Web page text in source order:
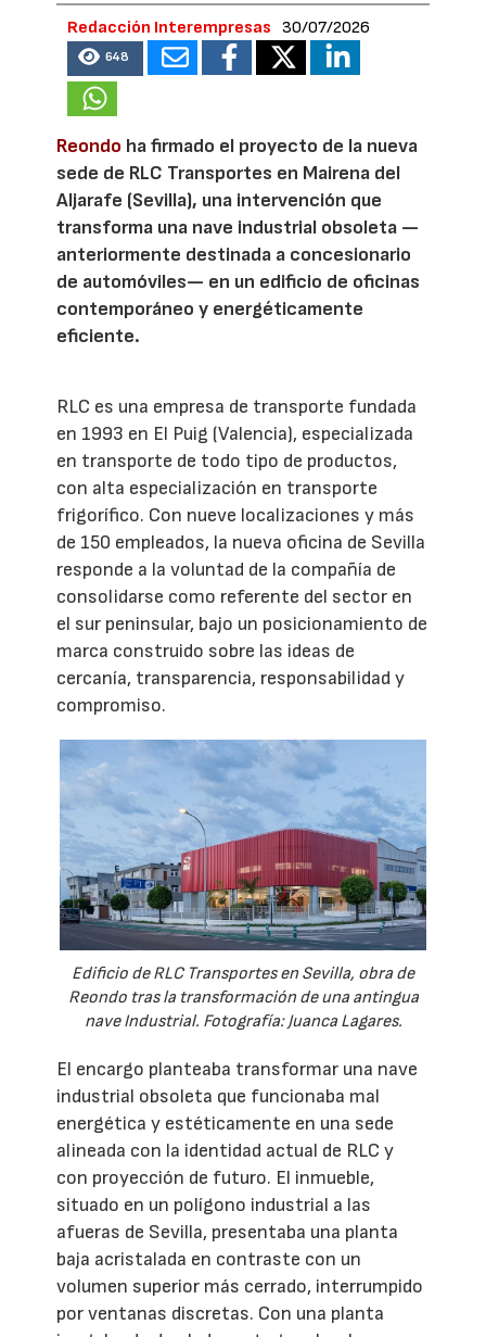
Redacción Interempresas 30/07/2026
648
Reondo ha firmado el proyecto de la nueva
sede de RLC Transportes en Mairena del
Aljarafe (Sevilla), una intervención que
transforma una nave industrial obsoleta —
anteriormente destinada a concesionario
de automóviles— en un edificio de oficinas
contemporáneo y energéticamente
eficiente.
RLC es una empresa de transporte fundada
en 1993 en El Puig (Valencia), especializada
en transporte de todo tipo de productos,
con alta especialización en transporte
frigorífico. Con nueve localizaciones y más
de 150 empleados, la nueva oficina de Sevilla
responde a la voluntad de la compañía de
consolidarse como referente del sector en
el sur peninsular, bajo un posicionamiento de
marca construido sobre las ideas de
cercanía, transparencia, responsabilidad y
compromiso.
Edificio de RLC Transportes en Sevilla, obra de
Reondo tras la transformación de una antingua
nave Industrial. Fotografía: Juanca Lagares.
El encargo planteaba transformar una nave
industrial obsoleta que funcionaba mal
energética y estéticamente en una sede
alineada con la identidad actual de RLC y
con proyección de futuro. El inmueble,
situado en un polígono industrial a las
afueras de Sevilla, presentaba una planta
baja acristalada en contraste con un
volumen superior más cerrado, interrumpido
por ventanas discretas. Con una planta